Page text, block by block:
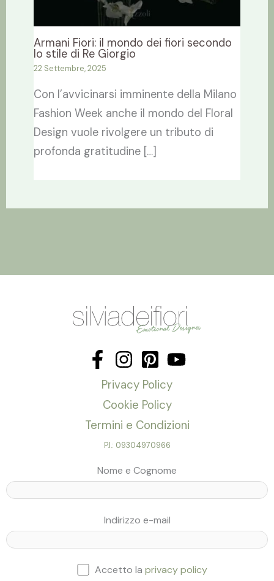
Armani Fiori: il mondo dei fiori secondo
lo stile di Re Giorgio
22 Settembre, 2025
Con l’avvicinarsi imminente della Milano
Fashion Week anche il mondo del Floral
Design vuole rivolgere un tributo di
profonda gratitudine […]
Privacy Policy
Cookie Policy
Termini e Condizioni
P.I.: 09304970966
Nome e Cognome
Indirizzo e-mail
Accetto laprivacy policy